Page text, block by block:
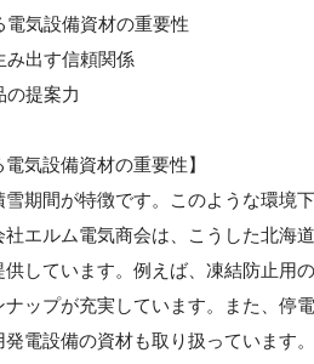
気設備資材の重要性
み出す信頼関係
の提案力
気設備資材の重要性】
期間が特徴です。このような環境
エルム電気商会は、こうした北海
しています。例えば、凍結防止用
ップが充実しています。また、停
電設備の資材も取り扱っています